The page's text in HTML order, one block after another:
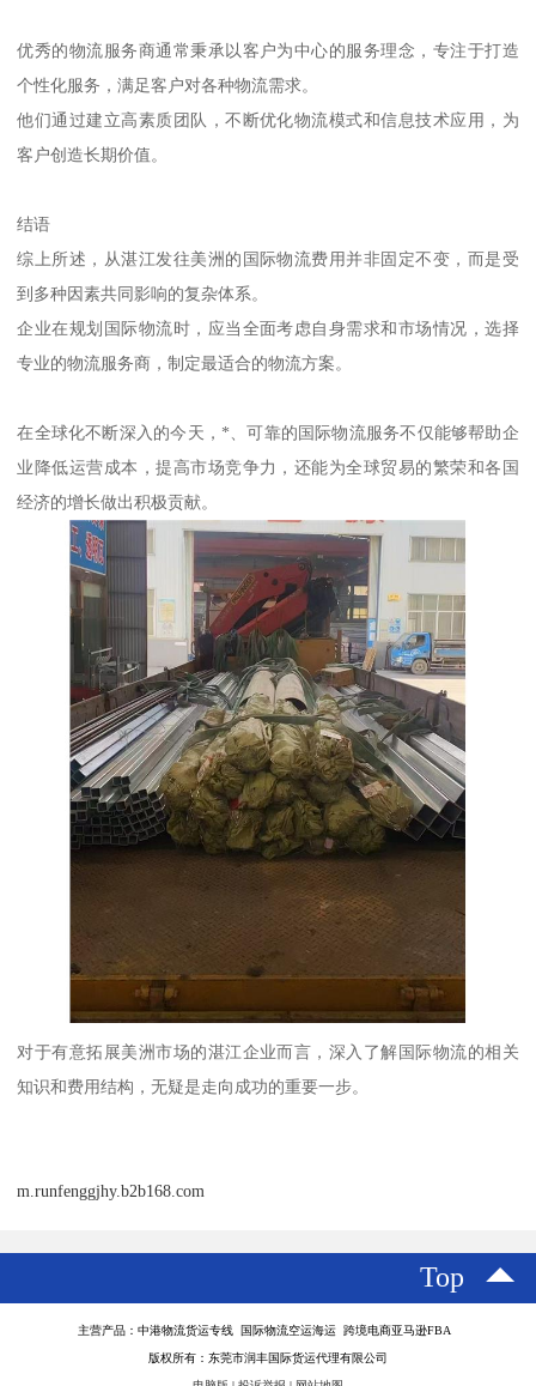
优秀的物流服务商通常秉承以客户为中心的服务理念，专注于打造
个性化服务，满足客户对各种物流需求。
他们通过建立高素质团队，不断优化物流模式和信息技术应用，为
客户创造长期价值。
结语
综上所述，从湛江发往美洲的国际物流费用并非固定不变，而是受
到多种因素共同影响的复杂体系。
企业在规划国际物流时，应当全面考虑自身需求和市场情况，选择
专业的物流服务商，制定最适合的物流方案。
在全球化不断深入的今天，*、可靠的国际物流服务不仅能够帮助企
业降低运营成本，提高市场竞争力，还能为全球贸易的繁荣和各国
经济的增长做出积极贡献。
对于有意拓展美洲市场的湛江企业而言，深入了解国际物流的相关
知识和费用结构，无疑是走向成功的重要一步。
m.runfenggjhy.b2b168.com
Top
主营产品：中港物流货运专线 国际物流空运海运 跨境电商亚马逊FBA
版权所有：东莞市润丰国际货运代理有限公司